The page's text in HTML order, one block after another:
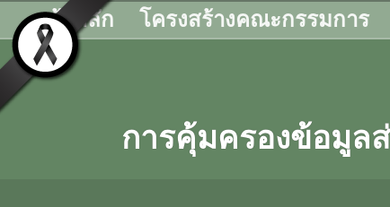
หน้าหลัก โครงสร้างคณะกรรมการ
การคุ้มครองข้อมูล
เอกสารที่เกี่ยวข้อง นโยบาย/แนว